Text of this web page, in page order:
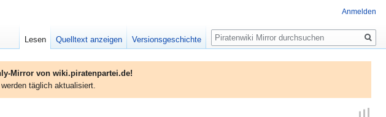
Mirror von wiki.piratenpartei.de!
werden täglich aktualisiert.
Anmelden
Lesen Quelltext anzeigen Versionsgeschichte
Suche